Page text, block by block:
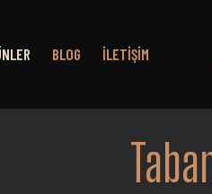
BLOG İLETIŞIM